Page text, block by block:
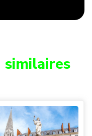
similaires